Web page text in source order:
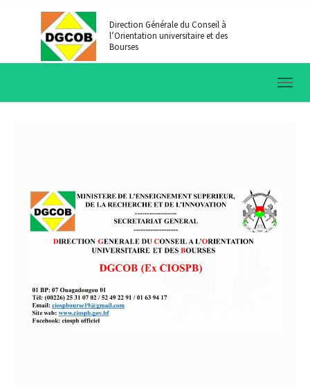
Direction Générale du Conseil à
l’Orientation universitaire et des
Bourses